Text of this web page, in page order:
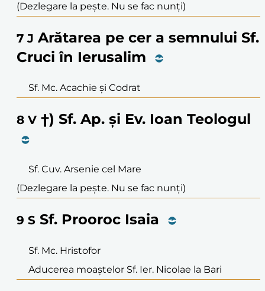
(Dezlegare la pește. Nu se fac nunți)
7 J Arătarea pe cer a semnului Sf.
Cruci în Ierusalim
Sf. Mc. Acachie și Codrat
8 V †) Sf. Ap. și Ev. Ioan Teologul
Sf. Cuv. Arsenie cel Mare
(Dezlegare la pește. Nu se fac nunți)
9 S Sf. Prooroc Isaia
Sf. Mc. Hristofor
Aducerea moaștelor Sf. Ier. Nicolae la Bari